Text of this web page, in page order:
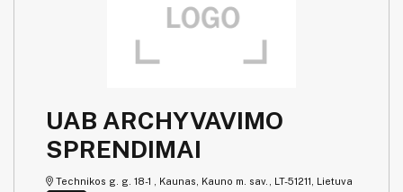
UAB ARCHYVAVIMO
SPRENDIMAI
Technikos g. g. 18-1 , Kaunas, Kauno m. sav., LT-51211, Lietuva